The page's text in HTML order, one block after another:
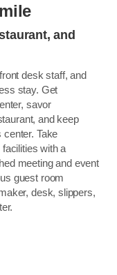
and
desk staff, and
stay. Get
savor
and keep
Take
with a
meeting and event
guest room
desk, slippers,